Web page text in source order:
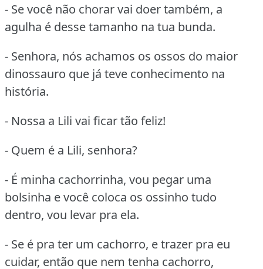
- Se você não chorar vai doer também, a
agulha é desse tamanho na tua bunda.
- Senhora, nós achamos os ossos do maior
dinossauro que já teve conhecimento na
história.
- Nossa a Lili vai ficar tão feliz!
- Quem é a Lili, senhora?
- É minha cachorrinha, vou pegar uma
bolsinha e você coloca os ossinho tudo
dentro, vou levar pra ela.
- Se é pra ter um cachorro, e trazer pra eu
cuidar, então que nem tenha cachorro,